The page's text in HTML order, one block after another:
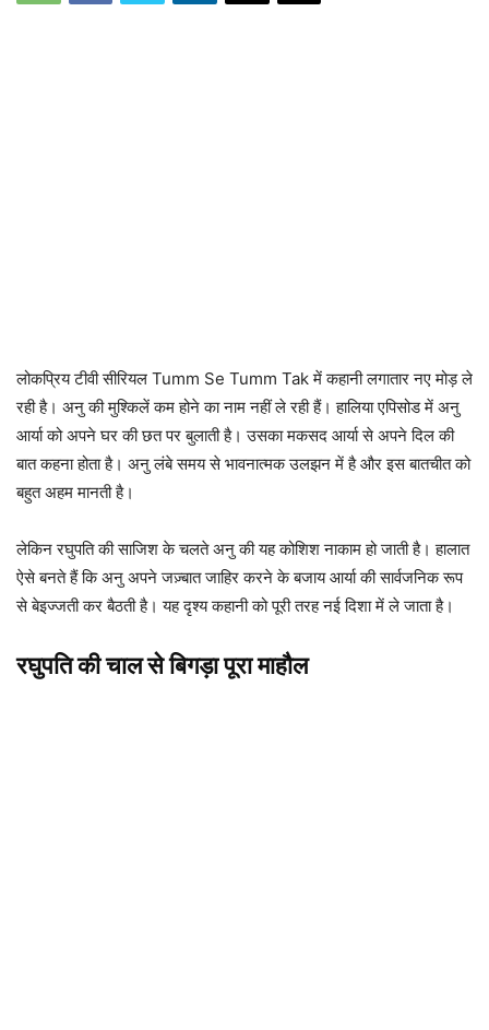
लोकप्रिय टीवी सीरियल Tumm Se Tumm Takमें कहानी लगातार नए मोड़ ले
रही है। अनु की मुश्किलें कम होने का नाम नहीं ले रही हैं। हालिया एपिसोड में अनु
आर्या को अपने घर की छत पर बुलाती है। उसका मकसद आर्या से अपने दिल की
बात कहना होता है। अनु लंबे समय से भावनात्मक उलझन में है और इस बातचीत को
बहुत अहम मानती है।
लेकिन रघुपति की साजिश के चलते अनु की यह कोशिश नाकाम हो जाती है। हालात
ऐसे बनते हैं कि अनु अपने जज़्बात जाहिर करने के बजाय आर्या की सार्वजनिक रूप
से बेइज्जती कर बैठती है। यह दृश्य कहानी को पूरी तरह नई दिशा में ले जाता है।
रघुपति की चाल से बिगड़ा पूरा माहौल